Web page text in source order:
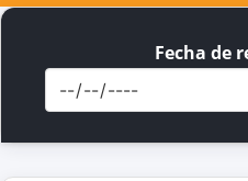
Fecha de